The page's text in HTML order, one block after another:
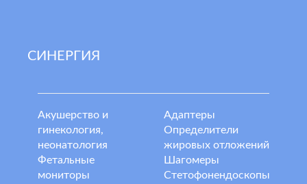
СИНЕРГИЯ
Акушерство и
гинекология,
неонатология
Фетальные
мониторы
Адаптеры
Определители
жировых отложений
Шагомеры
Стетофонендоскопы